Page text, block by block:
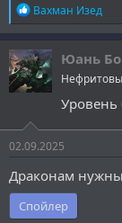
Р
е
а
к
ц
и
и
Вахман Изед
Юань Бо
Уровень
02.09.2025
Драконам
Спойлер